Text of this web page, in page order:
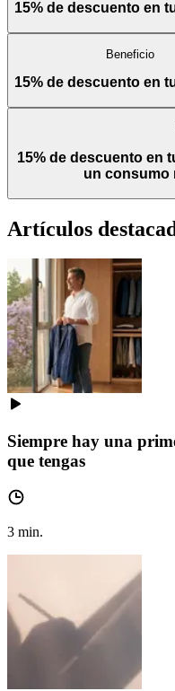
15% de descuento en
Beneficio
15% de descuento en
15% de descuento en
un consumo
Artículos
Siempre hay una
que tengas
3 min.